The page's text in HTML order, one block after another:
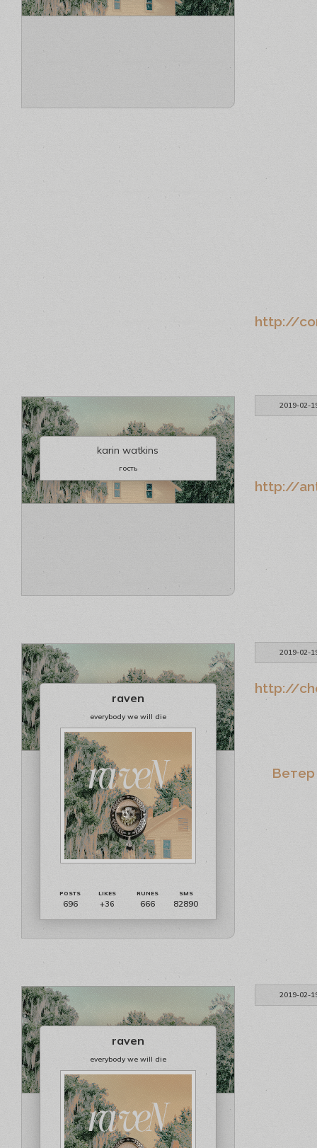
http://
2019-02-
karin watkins
гость
http://
2019-02-
raven
everybody we will die
696 +36 666 82890
http://
2019-02-
raven
everybody we will die